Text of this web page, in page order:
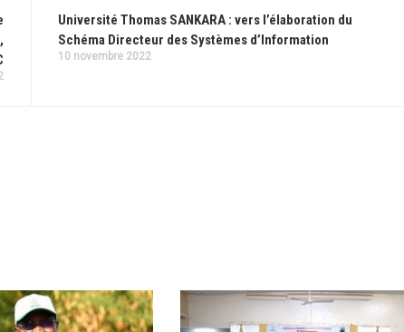
Université Thomas SANKARA : vers l’élaboration du
Schéma Directeur des Systèmes d’Information
10 novembre 2022